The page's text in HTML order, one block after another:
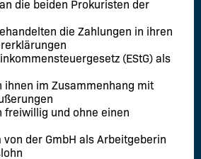
die beiden Prokuristen der
die Zahlungen in ihren
(EStG) als
ihnen im Zusammenhang mit
freiwillig und ohne einen
von der GmbH als Arbeitgeberin